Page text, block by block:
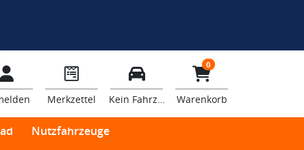
Merkzettel Kein Fahrzeug
0
Warenkorb
Nutzfahrzeuge